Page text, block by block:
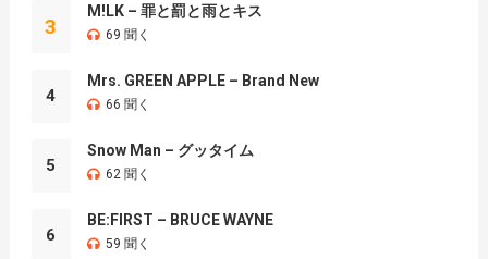
3
M!LK – 罪と罰と雨とキス
69 聞く
4
Mrs. GREEN APPLE – Brand New
66 聞く
5
Snow Man – グッタイム
62 聞く
6
BE:FIRST – BRUCE WAYNE
59 聞く